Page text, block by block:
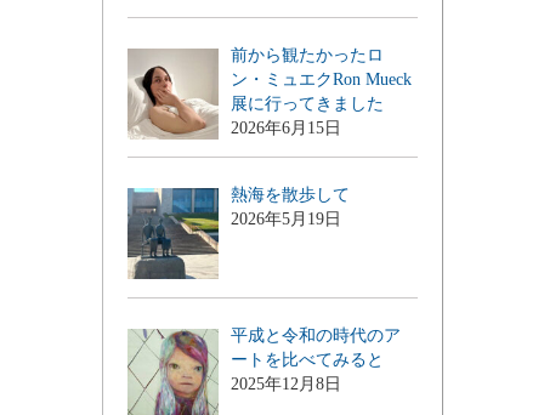
前から観たかったロ
ン・ミュエクRon Mueck
展に行ってきました
2026年6月15日
熱海を散歩して
2026年5月19日
平成と令和の時代のア
ートを比べてみると
2025年12月8日